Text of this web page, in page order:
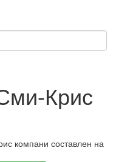
Крис
компани составлен на